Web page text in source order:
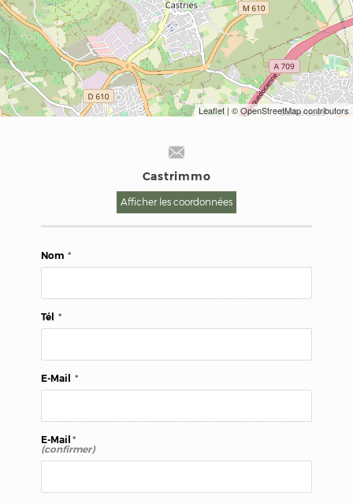
Leaflet | © OpenStreetMap contributors
Castrimmo
Afficher les coordonnées
Nom *
Tél *
E-Mail *
E-Mail *
(confirmer)